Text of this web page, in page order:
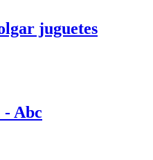
juguetes
- Abc